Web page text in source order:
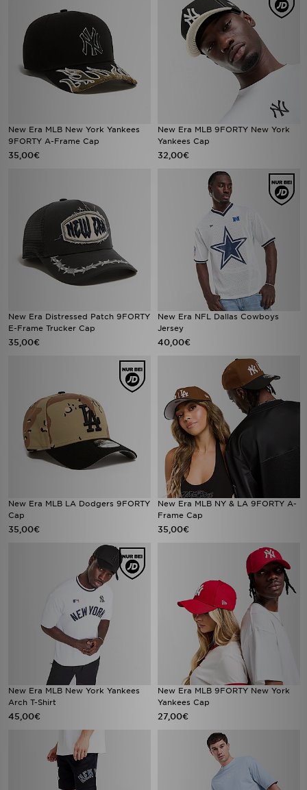
New Era MLB New York Yankees
9FORTY A-Frame Cap
35,00€
New Era MLB 9FORTY New York
Yankees Cap
32,00€
New Era Distressed Patch 9FORTY
E-Frame Trucker Cap
35,00€
New Era NFL Dallas Cowboys
Jersey
40,00€
New Era MLB LA Dodgers 9FORTY
Cap
35,00€
New Era MLB NY & LA 9FORTY A-
Frame Cap
35,00€
New Era MLB New York Yankees
Arch T-Shirt
45,00€
New Era MLB 9FORTY New York
Yankees Cap
27,00€